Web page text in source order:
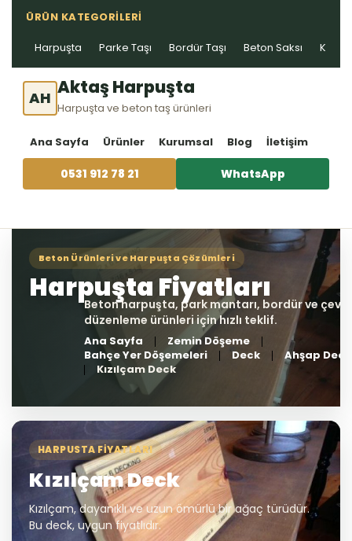
ÜRÜN KATEGORILERI
Harpuşta Parke Taşı Bordür Taşı Beton Saksı Kablo
AH Aktaş Harpuşta
Harpuşta ve beton taş ürünleri
Ana Sayfa Ürünler Kurumsal Blog İletişim
0531 912 78 21 WhatsApp
Ana Sayfa
Zemin Döşeme
Bahçe Yer Döşemeleri
Deck
Ahşap
Kızılçam Deck
HARPUSTA FIYATLARI
Kızılçam Deck
Kızılçam, dayanıklı ve uzun ömürlü bir ağaç türüdür.
Bu deck, uygun fiyatlıdır.